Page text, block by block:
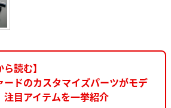
読む】
ードのカスタマイズパーツがモデ
目アイテムを一挙紹介